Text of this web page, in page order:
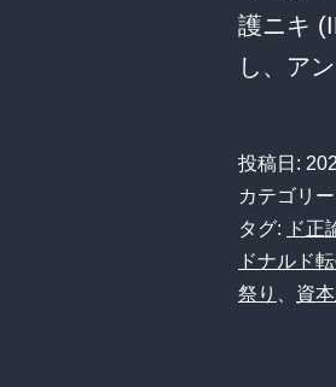
護ニキ
し、ア
投稿日:
カテゴリ
タグ: ド正
ドナルド
祭り
資